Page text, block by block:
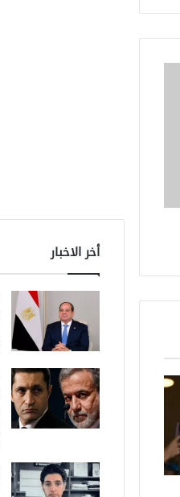
أخر الاخبار